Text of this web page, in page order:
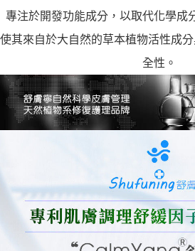
專注於開發功能成分，以取代化學成
使其來自於大自然的草本植物活性成
全性。